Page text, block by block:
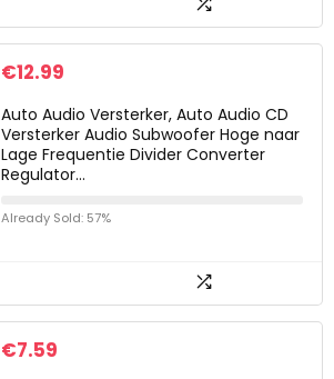
€12.99
Auto Audio Versterker, Auto Audio CD
Versterker Audio Subwoofer Hoge naar
Lage Frequentie Divider Converter
Regulator…
Already Sold: 57%
€7.59